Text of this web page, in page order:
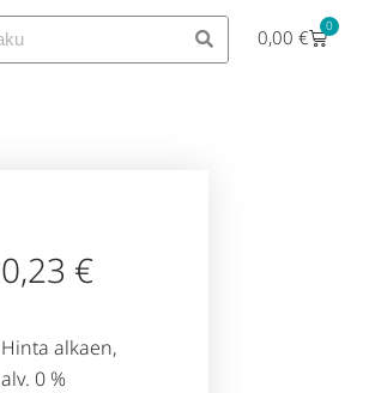
0,00€ 0
0,23 €
Hinta alkaen,
alv. 0 %